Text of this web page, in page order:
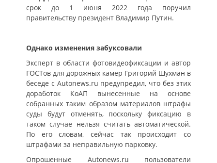
срок до 1 июня 2022 года поручил
правительству президент Владимир Путин.
Однако изменения забуксовали
Эксперт в области фотовидеофиксации и автор
ГОСТов для дорожных камер Григорий Шухман в
беседе с Autonews.ru предупредил, что без этих
доработок КоАП вынесенные на основе
собранных таким образом материалов штрафы
суды будут отменять, поскольку фиксацию в
таком случае нельзя считать автоматической.
По его словам, сейчас так происходит со
штрафами за неправильную парковку.
Опрошенные Autonews.ru пользователи